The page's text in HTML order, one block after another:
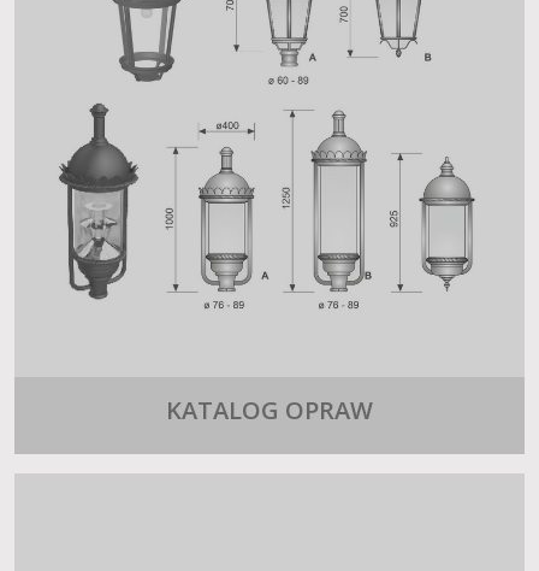
KATALOG OPRAW